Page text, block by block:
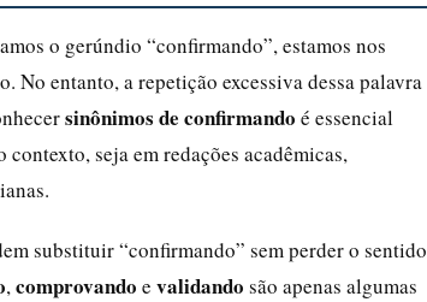
o gerúndio “confirmando”, estamos nos
entanto, a repetição excessiva dessa palavra
sinônimos de confirmando é essencial
seja em redações acadêmicas,
substituir “confirmando” sem perder o sentido
, comprovando e validando são apenas algumas